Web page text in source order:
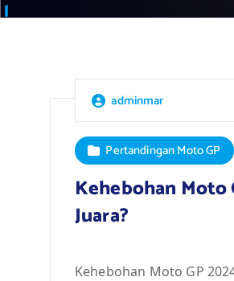
adminmar
Pertandingan Moto GP
Kehebohan Moto
Juara?
Kehebohan Moto GP